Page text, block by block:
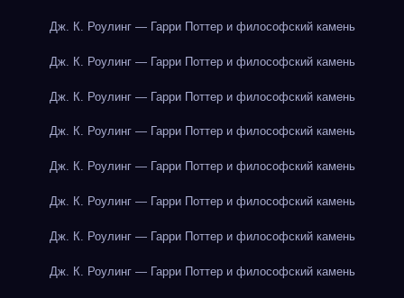
Дж. К. Роулинг — Гарри Поттер и философский камень
Дж. К. Роулинг — Гарри Поттер и философский камень
Дж. К. Роулинг — Гарри Поттер и философский камень
Дж. К. Роулинг — Гарри Поттер и философский камень
Дж. К. Роулинг — Гарри Поттер и философский камень
Дж. К. Роулинг — Гарри Поттер и философский камень
Дж. К. Роулинг — Гарри Поттер и философский камень
Дж. К. Роулинг — Гарри Поттер и философский камень